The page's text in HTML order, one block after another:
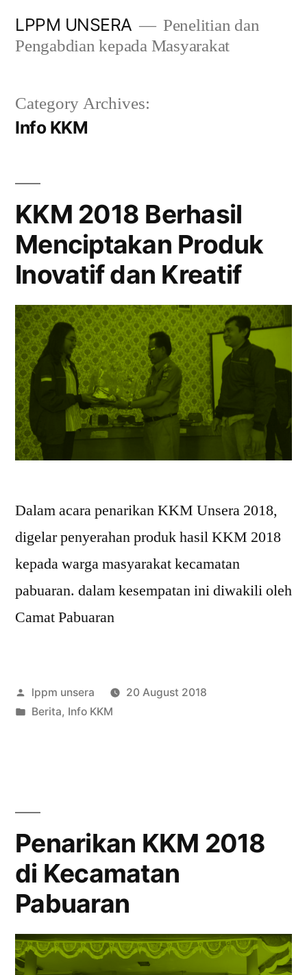
LPPM UNSERA
Penelitian dan
Pengabdian kepada Masyarakat
Category Archives:
Info KKM
KKM 2018 Berhasil
Menciptakan Produk
Inovatif dan Kreatif
Dalam acara penarikan KKM Unsera 2018,
digelar penyerahan produk hasil KKM 2018
kepada warga masyarakat kecamatan
pabuaran. dalam kesempatan ini diwakili oleh
Camat Pabuaran
Posted
by
lppm unsera
20 August 2018
Posted
Berita, Info KKM
Penarikan KKM 2018
di Kecamatan
Pabuaran